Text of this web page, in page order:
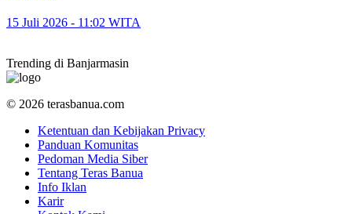
15 Juli 2026 - 11:02 WITA
Trending di Banjarmasin
© 2026 terasbanua.com
Ketentuan dan Kebijakan Privacy
Panduan Komunitas
Pedoman Media Siber
Tentang Teras Banua
Info Iklan
Karir